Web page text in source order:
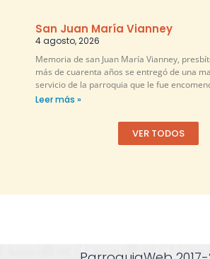
San Juan María Vianney
4 agosto, 2026
Memoria de san Juan María Vianney,
más de cuarenta años se entregó de una
servicio de la parroquia que le fue
Leer más »
VER TODOS